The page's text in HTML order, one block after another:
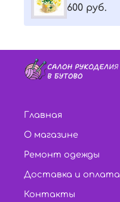
600 руб.
Главная
О магазине
Ремонт одежды
Доставка и оплата
Контакты